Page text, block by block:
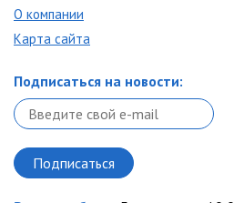
О компании
Карта сайта
Подписаться на новости: